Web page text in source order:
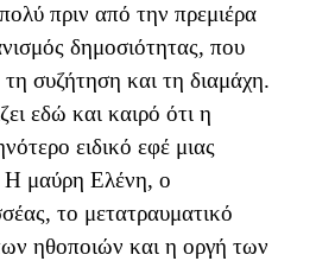
πριν από την πρεμιέρα
δημοσιότητας, που
τη συζήτηση και τη διαμάχη.
εδώ και καιρό ότι η
ειδικό εφέ μιας
Η μαύρη Ελένη, ο
το μετατραυματικό
ηθοποιών και η οργή των